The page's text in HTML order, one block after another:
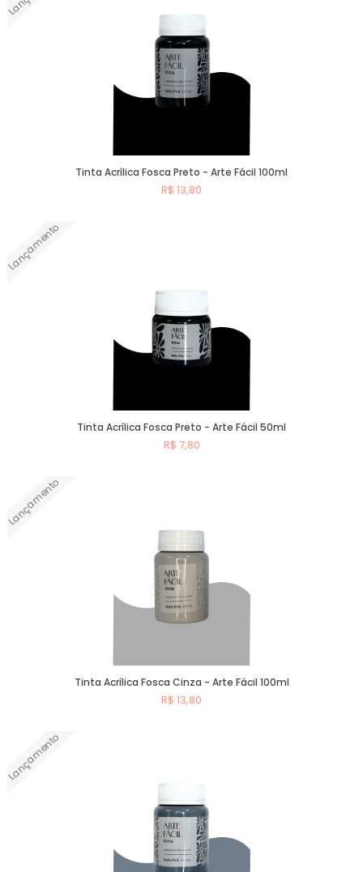
Tinta Acrílica Fosca Preto - Arte Fácil 100ml
R$ 13,80
Lançamento
Tinta Acrílica Fosca Preto - Arte Fácil 50ml
R$ 7,80
Lançamento
Tinta Acrílica Fosca Cinza - Arte Fácil 100ml
R$ 13,80
Lançamento